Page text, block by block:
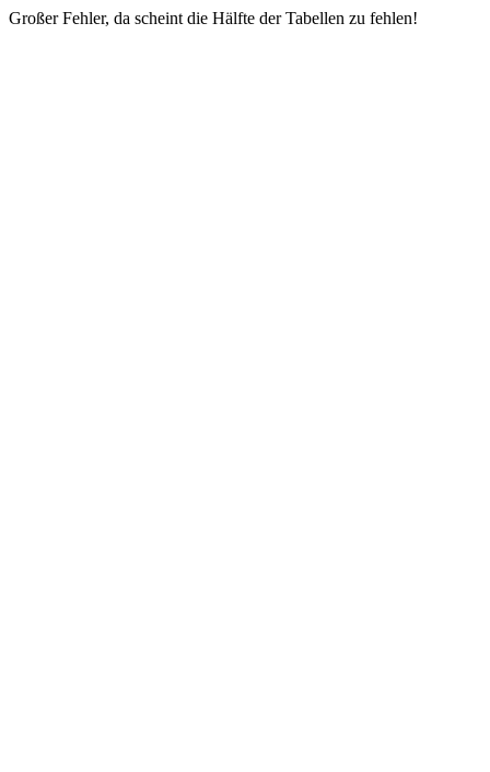
Großer Fehler, da scheint die Hälfte der Tabellen zu fehlen!